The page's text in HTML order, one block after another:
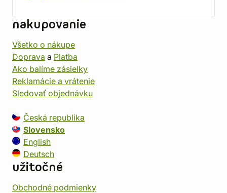
nakupovanie
Všetko o nákupe
Doprava a Platba
Ako balíme zásielky
Reklamácie a vrátenie
Sledovať objednávku
Česká republika
Slovensko
English
Deutsch
užitočné
Obchodné podmienky